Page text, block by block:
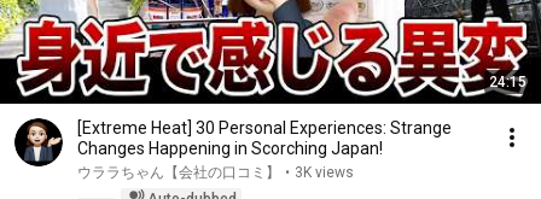
24:15
[Extreme Heat] 30 Personal Experiences: Strange
Changes Happening in Scorching Japan!
ウララちゃん【会社の口コミ】 • 3K views